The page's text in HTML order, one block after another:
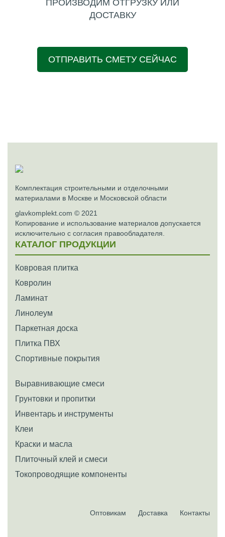
ПРОИЗВОДИМ ОТГРУЗКУ ИЛИ
ДОСТАВКУ
ОТПРАВИТЬ СМЕТУ СЕЙЧАС
Комплектация строительными и отделочными
материалами в Москве и Московской области
glavkomplekt.com © 2021
Копирование и использование материалов допускается
исключительно с согласия правообладателя.
КАТАЛОГ ПРОДУКЦИИ
Ковровая плитка
Ковролин
Ламинат
Линолеум
Паркетная доска
Плитка ПВХ
Спортивные покрытия
Выравнивающие смеси
Грунтовки и пропитки
Инвентарь и инструменты
Клеи
Краски и масла
Плиточный клей и смеси
Токопроводящие компоненты
Оптовикам Доставка Контакты